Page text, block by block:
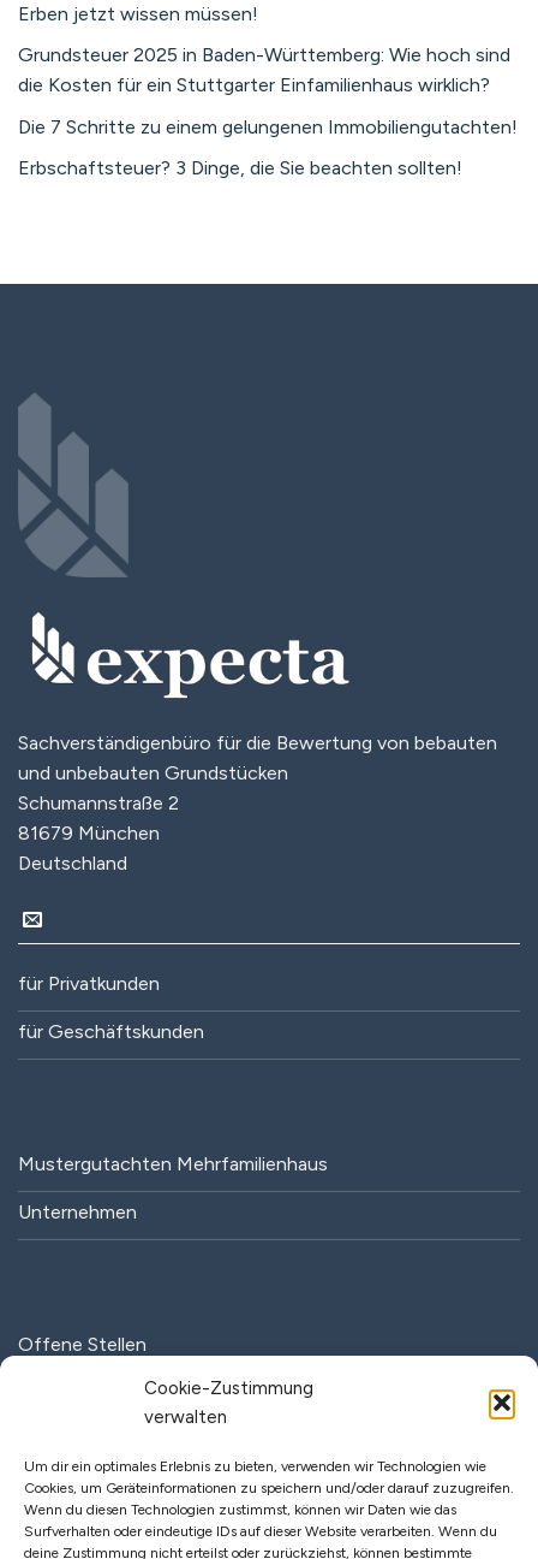
Cookie-Zustimmung
verwalten
Um dir ein optimales Erlebnis zu bieten, verwenden wir Technologien wie
Cookies, um Geräteinformationen zu speichern und/oder darauf zuzugreifen.
Wenn du diesen Technologien zustimmst, können wir Daten wie das
Surfverhalten oder eindeutige IDs auf dieser Website verarbeiten. Wenn du
deine Zustimmung nicht erteilst oder zurückziehst, können bestimmte
Erben jetzt wissen müssen!
Grundsteuer 2025 in Baden-Württemberg: Wie hoch sind
die Kosten für ein Stuttgarter Einfamilienhaus wirklich?
Die 7 Schritte zu einem gelungenen Immobiliengutachten!
Erbschaftsteuer? 3 Dinge, die Sie beachten sollten!
Sachverständigenbüro für die Bewertung von bebauten
und unbebauten Grundstücken
Schumannstraße 2
81679 München
Deutschland
für Privatkunden
für Geschäftskunden
Mustergutachten Mehrfamilienhaus
Unternehmen
Offene Stellen
Fachbeiträge